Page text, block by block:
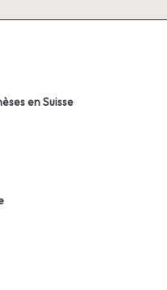
en Suisse